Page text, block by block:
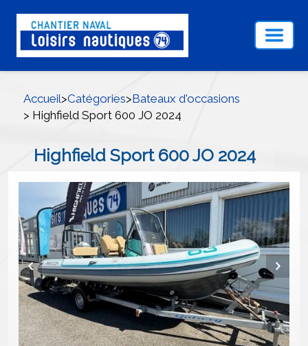
Accueil>Catégories>Bateaux d'occasions
> Highfield Sport 600 JO 2024
Highfield Sport 600 JO 2024